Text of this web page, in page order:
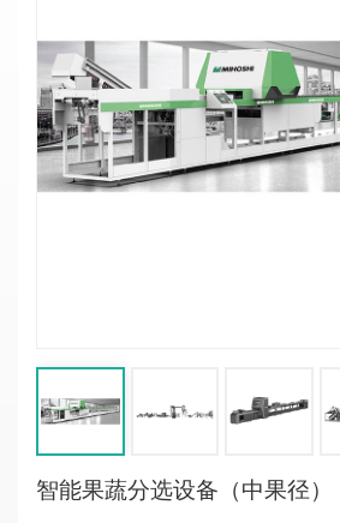
智能果蔬分选设备（中果径）